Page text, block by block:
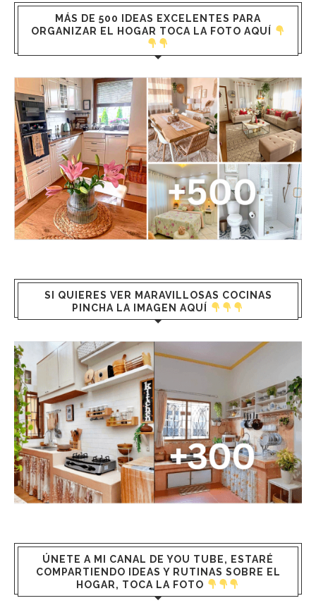
MÁS DE 500 IDEAS EXCELENTES PARA
ORGANIZAR EL HOGAR TOCA LA FOTO AQUÍ
SI QUIERES VER MARAVILLOSAS COCINAS
PINCHA LA IMAGEN AQUÍ
ÚNETE A MI CANAL DE YOU TUBE, ESTARÉ
COMPARTIENDO IDEAS Y RUTINAS SOBRE EL
HOGAR, TOCA LA FOTO